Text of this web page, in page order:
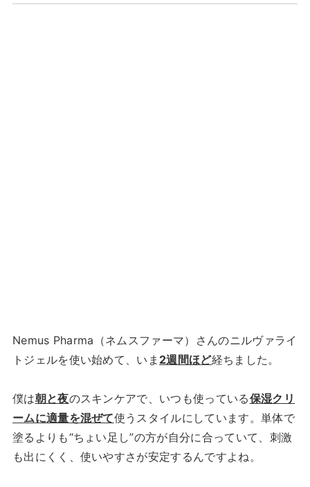
Nemus Pharma（ネムスファーマ）さんのニルヴァライ
トジェルを使い始めて、いま 2週間ほど経ちました。
僕は朝と夜のスキンケアで、いつも使っている保湿クリ
ームに適量を混ぜて使うスタイルにしています。単体で
塗るよりも“ちょい足し”の方が自分に合っていて、刺激
も出にくく、使いやすさが安定するんですよね。